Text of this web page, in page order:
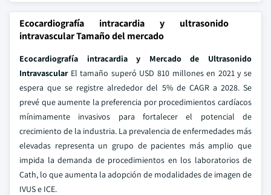
Ecocardiografía intracardia y ultrasonido
intravascular Tamaño del mercado
Ecocardiografía intracardia y Mercado de Ultrasonido
IntravascularEl tamaño superó USD 810 millones en 2021 y se
espera que se registre alrededor del 5% de CAGR a 2028. Se
prevé que aumente la preferencia por procedimientos cardíacos
mínimamente invasivos para fortalecer el potencial de
crecimiento de la industria. La prevalencia de enfermedades más
elevadas representa un grupo de pacientes más amplio que
impida la demanda de procedimientos en los laboratorios de
Cath, lo que aumenta la adopción de modalidades de imagen de
IVUS e ICE.